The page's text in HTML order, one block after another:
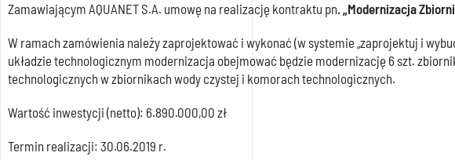
Zamawiającym AQUANET S.A. umowę na realizację kontraktu pn. „Modernizacja
W ramach zamówienia należy zaprojektować i wykonać (w systemie „zaprojektuj i
układzie technologicznym modernizacja obejmować będzie modernizację 6 szt.
technologicznych w zbiornikach wody czystej i komorach technologicznych.
Wartość inwestycji (netto): 6.890.000,00 zł
Termin realizacji: 30.06.2019 r.